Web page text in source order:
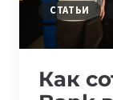
СТАТЬИ
Как